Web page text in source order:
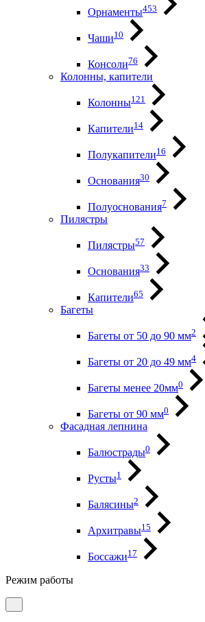
Орнаменты453
Чаши10
Консоли76
Колонны, капители
Колонны121
Капители14
Полукапители16
Основания30
Полуоснования7
Пилястры
Пилястры57
Основания33
Капители65
Багеты
Багеты от 50 до 90 мм2
Багеты от 20 до 49 мм4
Багеты менее 20мм0
Багеты от 90 мм0
Фасадная лепнина
Балюстрады0
Русты1
Балясины2
Архитравы15
Боссажи17
Режим работы